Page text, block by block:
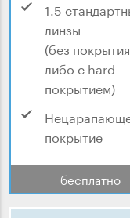
1.5
линзы
(без покрытия
либо с hard
покрытием)
покрытие
бесплатно